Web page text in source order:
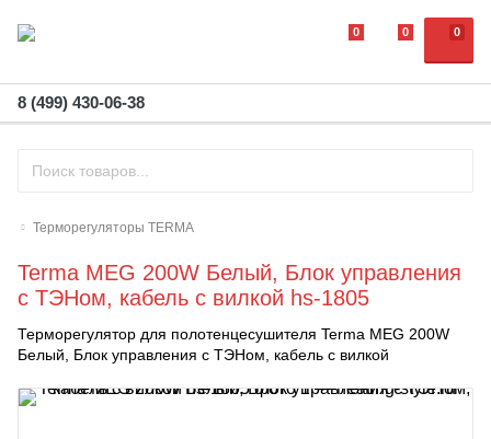
0
0 0
8 (499) 430-06-38
Терморегуляторы TERMA
Terma MEG 200W Белый, Блок управления
с ТЭНом, кабель с вилкой hs-1805
Терморегулятор для полотенцесушителя Terma MEG 200W
Белый, Блок управления с ТЭНом, кабель с вилкой